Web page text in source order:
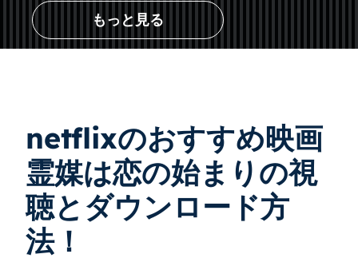
もっと見る
netflixのおすすめ映画
霊媒は恋の始まりの視
聴とダウンロード方
法！